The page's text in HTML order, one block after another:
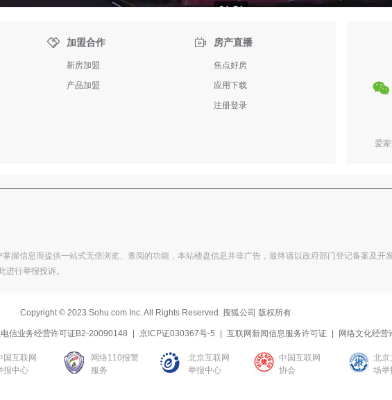
 加盟合作
新房加盟
产品加盟
 房产直播
焦点好房
应用下载
注册登录

爱
握信息而提供一站式无偿浏览、查阅的功能，本站楼盘信息并非广告，最终请以政府部门登记备案及
进行举报投诉。
Copyright©2023 Sohu.com Inc. All Rights Reserved. 搜狐公司 版权所有
信业务经营许可证B2-20090148 京ICP证030367号-5 互联网新闻信息服务许可证 网络文化经营
国互联网
报中心
网络110报警
服务
北京互联网
举报中心
中国互联网
协会
北京
场举